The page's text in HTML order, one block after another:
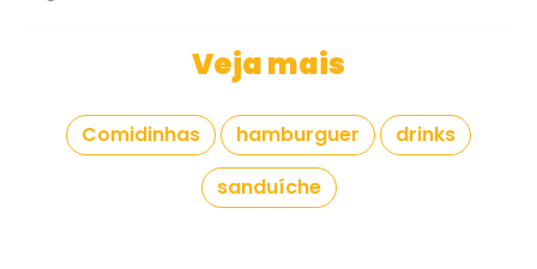
Veja mais
Comidinhas hamburguer
drinks
sanduíche